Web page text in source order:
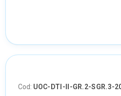
Cod: UOC-DTI-II-GR.2-SGR.3-